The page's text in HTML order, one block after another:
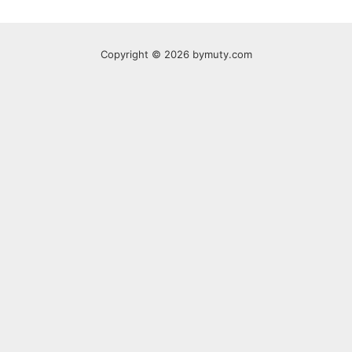
Copyright © 2026 bymuty.com